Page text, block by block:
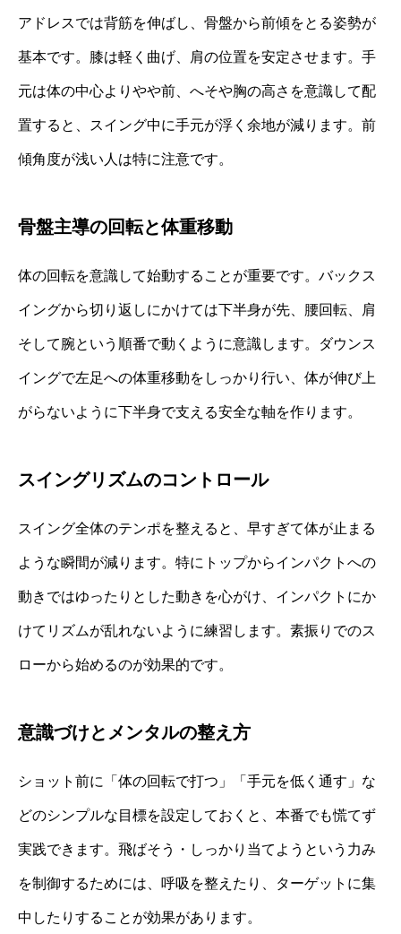
アドレスでは背筋を伸ばし、骨盤から前傾をとる姿勢が
基本です。膝は軽く曲げ、肩の位置を安定させます。手
元は体の中心よりやや前、へそや胸の高さを意識して配
置すると、スイング中に手元が浮く余地が減ります。前
傾角度が浅い人は特に注意です。
骨盤主導の回転と体重移動
体の回転を意識して始動することが重要です。バックス
イングから切り返しにかけては下半身が先、腰回転、肩
そして腕という順番で動くように意識します。ダウンス
イングで左足への体重移動をしっかり行い、体が伸び上
がらないように下半身で支える安全な軸を作ります。
スイングリズムのコントロール
スイング全体のテンポを整えると、早すぎて体が止まる
ような瞬間が減ります。特にトップからインパクトへの
動きではゆったりとした動きを心がけ、インパクトにか
けてリズムが乱れないように練習します。素振りでのス
ローから始めるのが効果的です。
意識づけとメンタルの整え方
ショット前に「体の回転で打つ」「手元を低く通す」な
どのシンプルな目標を設定しておくと、本番でも慌てず
実践できます。飛ばそう・しっかり当てようという力み
を制御するためには、呼吸を整えたり、ターゲットに集
中したりすることが効果があります。